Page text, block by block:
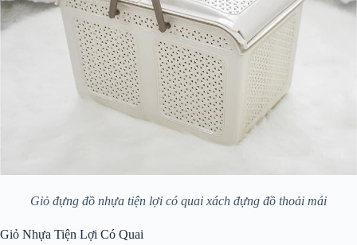
Giỏ đựng đồ nhựa tiện lợi có quai xách đựng đồ thoải mái
Giỏ Nhựa Tiện Lợi Có Quai